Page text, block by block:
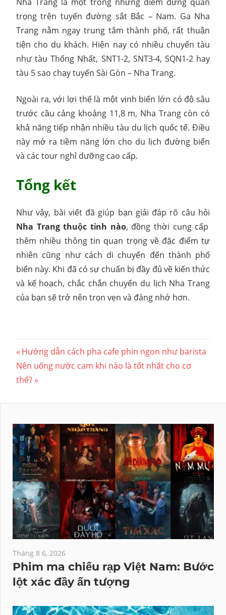
Nha Trang là một trong những điểm dừng quan
trọng trên tuyến đường sắt Bắc – Nam. Ga Nha
Trang nằm ngay trung tâm thành phố, rất thuận
tiện cho du khách. Hiện nay có nhiều chuyến tàu
như tàu Thống Nhất, SNT1-2, SNT3-4, SQN1-2 hay
tàu 5 sao chạy tuyến Sài Gòn – Nha Trang.
Ngoài ra, với lợi thế là một vịnh biển lớn có độ sâu
trước cầu cảng khoảng 11,8 m, Nha Trang còn có
khả năng tiếp nhận nhiều tàu du lịch quốc tế. Điều
này mở ra tiềm năng lớn cho du lịch đường biển
và các tour nghỉ dưỡng cao cấp.
Tổng kết
Như vậy, bài viết đã giúp bạn giải đáp rõ câu hỏi
Nha Trang thuộc tỉnh nào, đồng thời cung cấp
thêm nhiều thông tin quan trọng về đặc điểm tự
nhiên cũng như cách di chuyển đến thành phố
biển này. Khi đã có sự chuẩn bị đầy đủ về kiến thức
và kế hoạch, chắc chắn chuyến du lịch Nha Trang
của bạn sẽ trở nên trọn vẹn và đáng nhớ hơn.
Điều
hướng
Previous
Post:
Hướng dẫn cách pha cafe phin ngon như barista
Next
Post:
Nên uống nước cam khi nào là tốt nhất cho cơ
thể?
Tháng 8 6, 2026
Phim ma chiếu rạp Việt Nam: Bước
lột xác đầy ấn tượng